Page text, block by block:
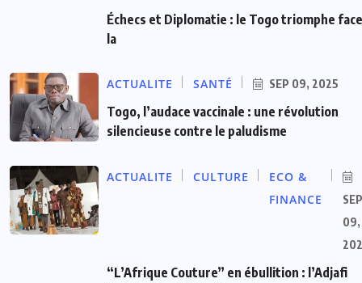
Échecs et Diplomatie : le Togo triomphe
la
ACTUALITE SANTÉ SEP 09, 2025
Togo, l’audace vaccinale : une révolution
silencieuse contre le paludisme
ACTUALITE CULTURE
ECO &
FINANCE
SEP
09,
“L’Afrique Couture” en ébullition : l’Adjafi